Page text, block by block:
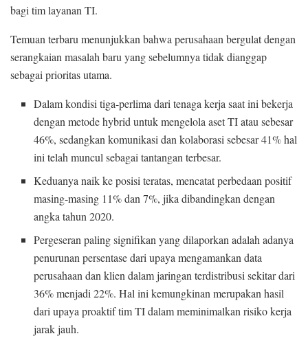
bagi tim layanan TI.
Temuan terbaru menunjukkan bahwa perusahaan bergulat dengan
serangkaian masalah baru yang sebelumnya tidak dianggap
sebagai prioritas utama.
Dalam kondisi tiga-perlima dari tenaga kerja saat ini bekerja
dengan metode hybrid untuk mengelola aset TI atau sebesar
46%, sedangkan komunikasi dan kolaborasi sebesar 41% hal
ini telah muncul sebagai tantangan terbesar.
Keduanya naik ke posisi teratas, mencatat perbedaan positif
masing-masing 11% dan 7%, jika dibandingkan dengan
angka tahun 2020.
Pergeseran paling signifikan yang dilaporkan adalah adanya
penurunan persentase dari upaya mengamankan data
perusahaan dan klien dalam jaringan terdistribusi sekitar dari
36% menjadi 22%. Hal ini kemungkinan merupakan hasil
dari upaya proaktif tim TI dalam meminimalkan risiko kerja
jarak jauh.